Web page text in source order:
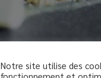
Notre site utilise des